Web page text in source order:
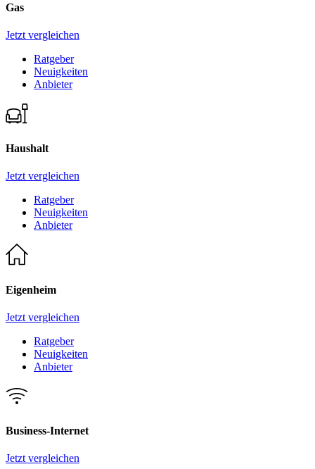
Gas
Jetzt vergleichen
Ratgeber
Neuigkeiten
Anbieter
Haushalt
Jetzt vergleichen
Ratgeber
Neuigkeiten
Anbieter
Eigenheim
Jetzt vergleichen
Ratgeber
Neuigkeiten
Anbieter
Business-Internet
Jetzt vergleichen